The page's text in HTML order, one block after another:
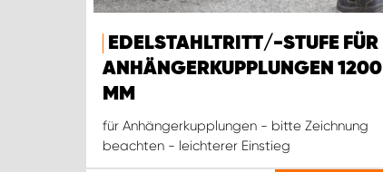
EDELSTAHLTRITT/-STUFE FÜR
ANHÄNGERKUPPLUNGEN 1200
MM
für Anhängerkupplungen - bitte Zeichnung
beachten - leichterer Einstieg